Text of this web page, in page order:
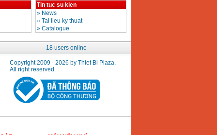
Tin tuc su kien
» News
» Tai lieu ky thuat
» Catalogue
18 users online
Copyright 2009 - 2026 by Thiet Bi Plaza.
All right reserved.